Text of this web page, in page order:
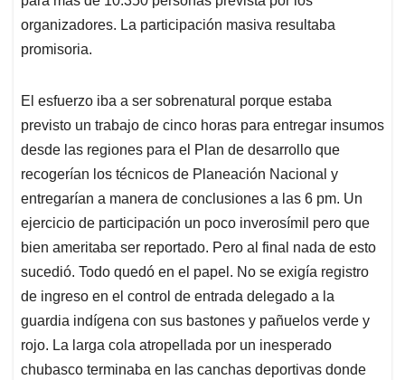
organizadores. La participación masiva resultaba
promisoria.
El esfuerzo iba a ser sobrenatural porque estaba
previsto un trabajo de cinco horas para entregar insumos
desde las regiones para el Plan de desarrollo que
recogerían los técnicos de Planeación Nacional y
entregarían a manera de conclusiones a las 6 pm. Un
ejercicio de participación un poco inverosímil pero que
bien ameritaba ser reportado. Pero al final nada de esto
sucedió. Todo quedó en el papel. No se exigía registro
de ingreso en el control de entrada delegado a la
guardia indígena con sus bastones y pañuelos verde y
rojo. La larga cola atropellada por un inesperado
chubasco terminaba en las canchas deportivas donde